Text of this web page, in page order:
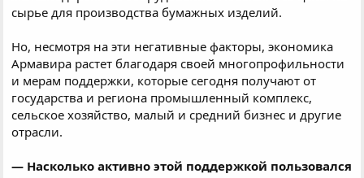
сырье для производства бумажных изделий.
Но, несмотря на эти негативные факторы, экономика
Армавира растет благодаря своей многопрофильности
и мерам поддержки, которые сегодня получают от
государства и региона промышленный комплекс,
сельское хозяйство, малый и средний бизнес и другие
отрасли.
— Насколько активно этой поддержкой пользовался